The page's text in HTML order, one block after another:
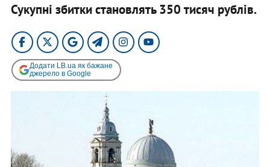
Сукупні збитки становлять 350 тисяч рублів.
Додати LB.ua як бажане
джерело в Google